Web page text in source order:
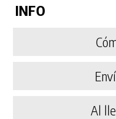
INFO
Al